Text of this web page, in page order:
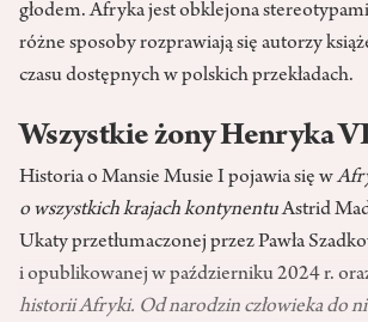
głodem. Afryka jest obklejona
różne sposoby rozprawiają się autorzy
czasu dostępnych w polskich przekładach.
Wszystkie żony Henryka
Historia o Mansie Musie I pojawia się w
o wszystkich krajach kontynentuAstrid
Ukaty przetłumaczonej przez Pawła
i opublikowanej w październiku 2024 r.
historii Afryki. Od narodzin człowieka do